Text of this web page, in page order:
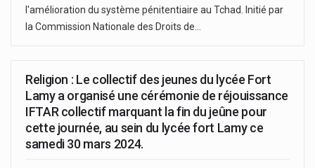
l'amélioration du système pénitentiaire au Tchad. Initié par
la Commission Nationale des Droits de…
Religion : Le collectif des jeunes du lycée Fort
Lamy a organisé une cérémonie de réjouissance
IFTAR collectif marquant la fin du jeûne pour
cette journée, au sein du lycée fort Lamy ce
samedi 30 mars 2024.